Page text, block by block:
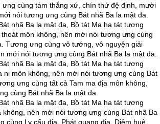
ưng cùng tám thắng xứ, chín thứ đệ định, mười
nói tương ưng cùng Bát nhã Ba la mật đa.
nhã Ba la mật đa, Bồ tát Ma ha tát tương
môn không, nên mới nói tương ưng cùng
Tương ưng cùng vô tướng, vô nguyện giải
mới nói tương ưng cùng Bát nhã Ba la mật đa.
nhã Ba la mật đa, Bồ tát Ma ha tát tương
ni môn không, nên mới nói tương ưng cùng Bát
ưng cùng tất cả Tam ma địa môn không,
cùng Bát nhã Ba la mật đa.
nhã Ba la mật đa, Bồ tát Ma ha tát tương
không, nên mới nói tương ưng cùng Bát nhã Ba
cùng Ly cấu địa, Phát quang địa, Diệm huệ